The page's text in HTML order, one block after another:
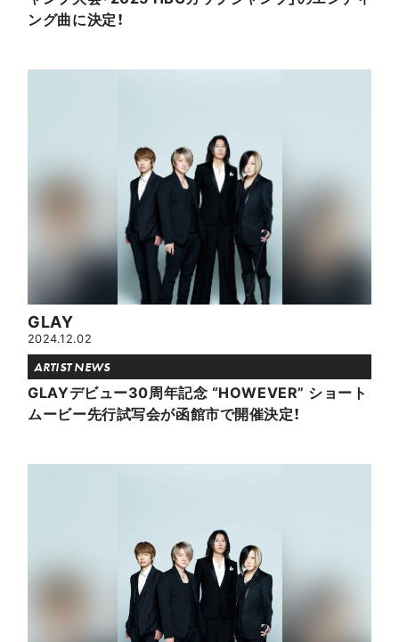
ング曲に決定！
GLAY
2024.12.02
ARTIST NEWS
GLAYデビュー30周年記念 “HOWEVER” ショート
ムービー先行試写会が函館市で開催決定！